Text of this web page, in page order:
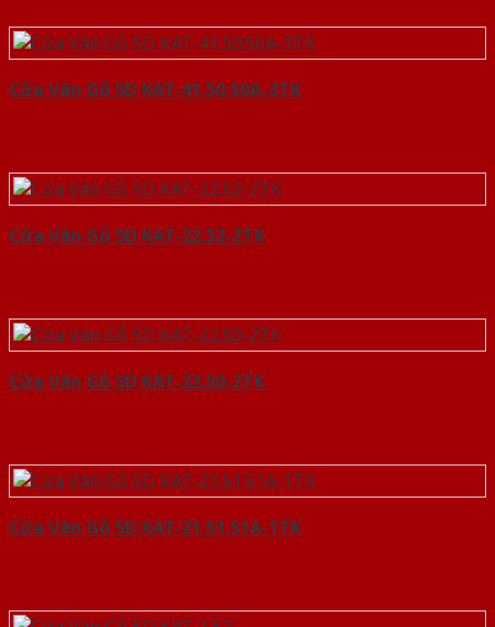
Cửa Vân Gỗ 5D KAT-41.50.50A-3TK
Cửa Vân Gỗ 5D KAT-22.52-2TK
Cửa Vân Gỗ 5D KAT-22.50-2TK
Cửa Vân Gỗ 5D KAT-21.51.51A-1TK